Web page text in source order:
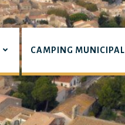
CAMPING MUNICIPAL